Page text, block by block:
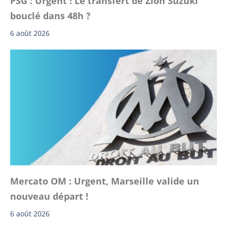
bouclé dans 48h ?
6 août 2026
Mercato OM : Urgent, Marseille valide un
nouveau départ !
6 août 2026